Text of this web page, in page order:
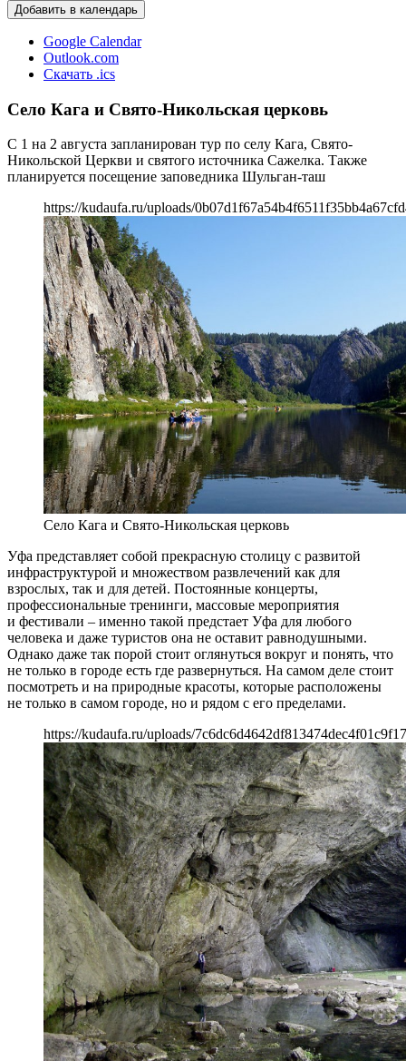
Добавить в календарь
Google Calendar
Outlook.com
Скачать .ics
Село Кага и Свято-Никольская церковь
С 1 на 2 августа запланирован тур по селу Кага, Свято-
Никольской Церкви и святого источника Сажелка. Также
планируется посещение заповедника Шульган-таш
https://kudaufa.ru/uploads/
Село Кага и Свято-Никольская церковь
Уфа представляет собой прекрасную столицу с развитой
инфраструктурой и множеством развлечений как для
взрослых, так и для детей. Постоянные концерты,
профессиональные тренинги, массовые мероприятия
и фестивали – именно такой предстает Уфа для любого
человека и даже туристов она не оставит равнодушными.
Однако даже так порой стоит оглянуться вокруг и понять, что
не только в городе есть где развернуться. На самом деле стоит
посмотреть и на природные красоты, которые расположены
не только в самом городе, но и рядом с его пределами.
https://kudaufa.ru/uploads/